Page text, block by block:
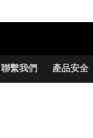
聯繫我們 產品安全